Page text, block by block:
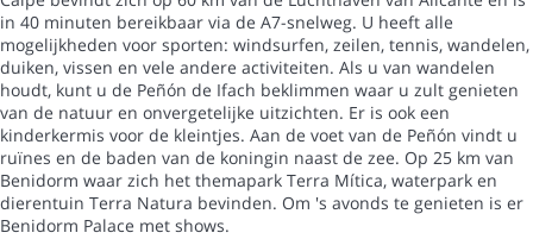
in 40 minuten bereikbaar via de A7-snelweg. U heeft alle
mogelijkheden voor sporten: windsurfen, zeilen, tennis, wandelen,
duiken, vissen en vele andere activiteiten. Als u van wandelen
houdt, kunt u de Peñón de Ifach beklimmen waar u zult genieten
van de natuur en onvergetelijke uitzichten. Er is ook een
kinderkermis voor de kleintjes. Aan de voet van de Peñón vindt u
ruïnes en de baden van de koningin naast de zee. Op 25 km van
Benidorm waar zich het themapark Terra Mítica, waterpark en
dierentuin Terra Natura bevinden. Om 's avonds te genieten is er
Benidorm Palace met shows.